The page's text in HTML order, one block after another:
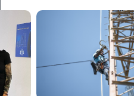
Sicuritalia
accelera il
recruiting
con l’AI di
nCore HR
nCore HR ha